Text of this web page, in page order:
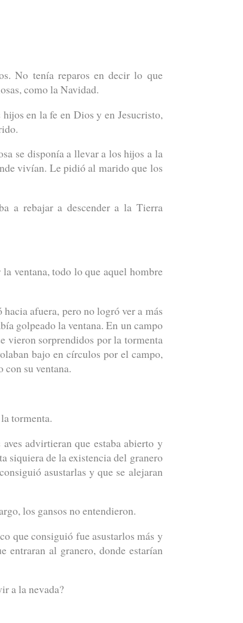
No tenía reparos en decir lo que
como la Navidad.
en la fe en Dios y en Jesucristo,
se disponía a llevar a los hijos a la
vivían. Le pidió al marido que los
a rebajar a descender a la Tierra
ventana, todo lo que aquel hombre
afuera, pero no logró ver a más
golpeado la ventana. En un campo
vieron sorprendidos por la tormenta
bajo en círculos por el campo,
su ventana.
tormenta.
advirtieran que estaba abierto y
siquiera de la existencia del granero
asustarlas y que se alejaran
los gansos no entendieron.
que consiguió fue asustarlos más y
entraran al granero, donde estarían
a la nevada?